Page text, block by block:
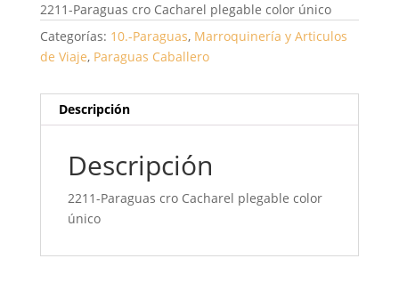
2211-Paraguas cro Cacharel plegable color único
Categorías: 10.-Paraguas, Marroquinería y Articulos
de Viaje, Paraguas Caballero
Descripción
Descripción
2211-Paraguas cro Cacharel plegable color
único